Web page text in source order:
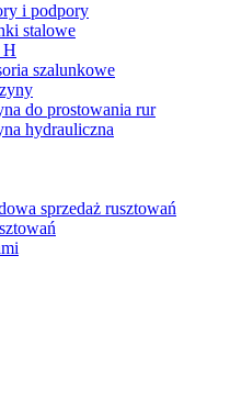
i podpory
stalowe
H
szalunkowe
do prostowania rur
hydrauliczna
sprzedaż rusztowań